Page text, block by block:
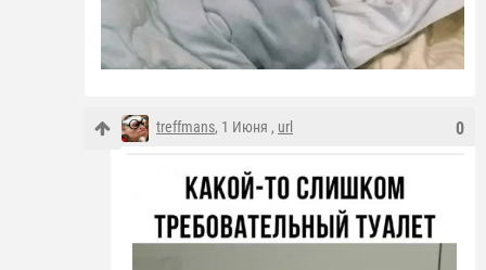
0
treffmans, 1 Июня , url